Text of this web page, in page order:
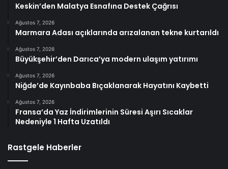
Keskin’den Malatya Esnafına Destek Çağrısı
Ağustos 7, 2026
Marmara Adası açıklarında arızalanan tekne kurtarıldı
Ağustos 7, 2026
Büyükşehir’den Darıca’ya modern ulaşım yatırımı
Ağustos 7, 2026
Niğde’de Kayınbaba Bıçaklanarak Hayatını Kaybetti
Ağustos 7, 2026
Fransa’da Yaz İndirimlerinin Süresi Aşırı Sıcaklar
Nedeniyle 1 Hafta Uzatıldı
Rastgele Haberler